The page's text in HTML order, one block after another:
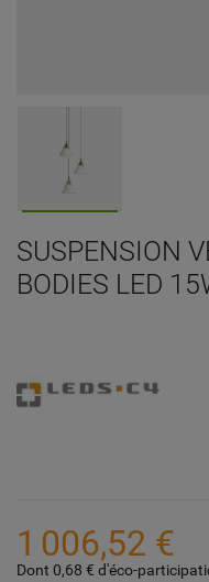
SUSPENSION
BODIES LED
1 006,52 €
Dont 0,68 € d'éco-